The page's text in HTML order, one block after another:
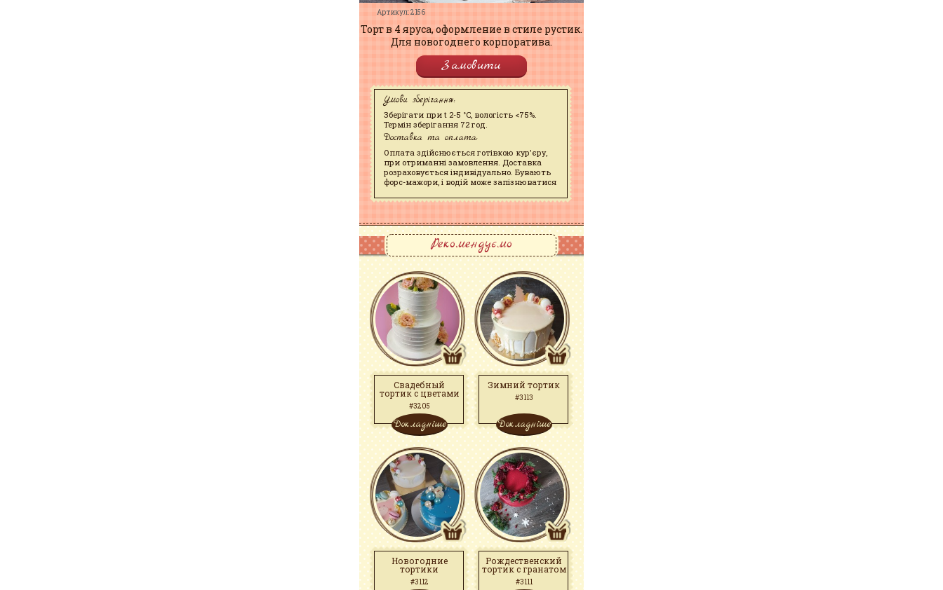
Артикул: 2156
Торт в 4 яруса, оформление в стиле рустик.
Для новогоднего корпоратива.
Замовити
Умови зберігання:
Зберігати при t 2-5 °C, вологість <75%.
Термін зберігання 72 год.
Доставка та оплата:
Оплата здійснюється готівкою кур'єру,
при отриманні замовлення. Доставка
розраховується індивідуально. Бувають
форс-мажори, і водій може запізнюватися
Рекомендуємо
Свадебный
тортик с цветами
#3205
Докладніше
Зимний тортик
#3113
Докладніше
Новогодние
тортики
#3112
Рождественский
тортик с гранатом
#3111